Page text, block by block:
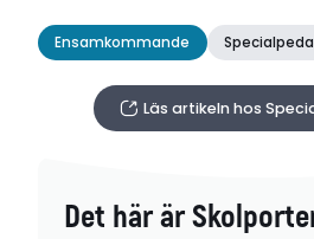
Ensamkommande
Läs artikeln hos
Det här är